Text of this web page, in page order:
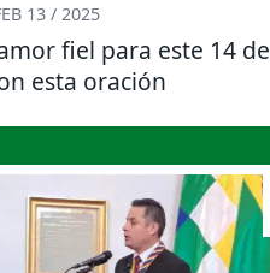
13 / 2025
fiel para este 14 de
esta oración